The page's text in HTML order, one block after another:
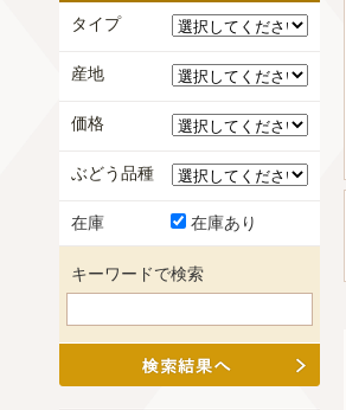
タイプ
産地
価格
ぶどう品種
在庫 在庫あり
キーワードで検索